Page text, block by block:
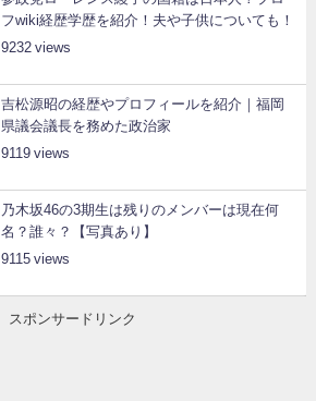
フwiki経歴学歴を紹介！夫や子供についても！
9232
吉松源昭の経歴やプロフィールを紹介｜福岡
県議会議長を務めた政治家
9119
乃木坂46の3期生は残りのメンバーは現在何
名？誰々？【写真あり】
9115
スポンサードリンク